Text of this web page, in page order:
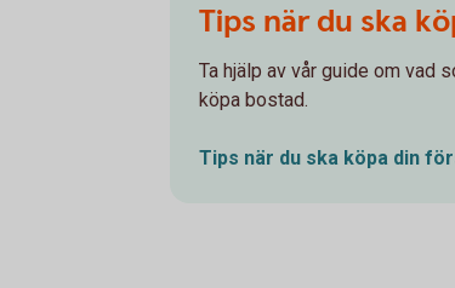
Tips när du ska
Ta hjälp av vår guide om vad
köpa bostad.
Tips när du ska köpa din